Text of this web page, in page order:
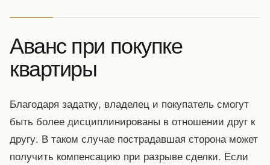
Аванс при покупке
квартиры
Благодаря задатку, владелец и покупатель смогут
быть более дисциплинированы в отношении друг к
другу. В таком случае пострадавшая сторона может
получить компенсацию при разрыве сделки. Если